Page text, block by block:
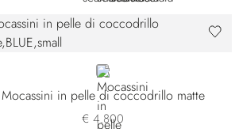
BLUE
Mocassini in pelle di coccodrillo matte
€ 4.800